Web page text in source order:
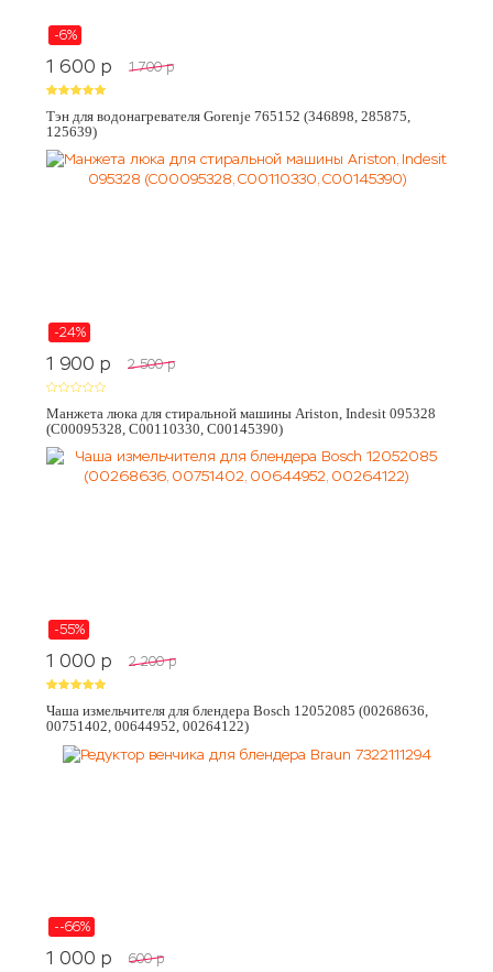
-6%
1 600 p 1 700 p
Тэн для водонагревателя Gorenje 765152 (346898, 285875,
125639)
-24%
1 900 p 2 500 p
Манжета люка для стиральной машины Ariston, Indesit 095328
(C00095328, C00110330, C00145390)
-55%
1 000 p 2 200 p
Чаша измельчителя для блендера Bosch 12052085 (00268636,
00751402, 00644952, 00264122)
--66%
1 000 p 600 p